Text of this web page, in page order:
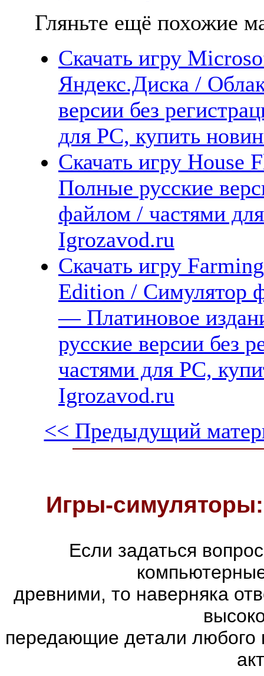
Гляньте ещё похожие
Скачать игру
Яндекс.Диска /
версии без
для PC, купить
Скачать игру House
Полные русские
файлом / частями
Igrozavod.ru
Скачать игру
Edition / Симулятор
— Платиновое
русские версии без
частями для PC,
Igrozavod.ru
<< Предыдущий
Игры-
Если задаться
древними, то наверняка
передающие детали любого